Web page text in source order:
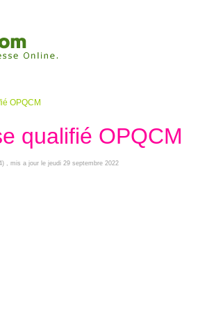
OPQCM
qualifié OPQCM
, mis a jour le jeudi 29 septembre 2022